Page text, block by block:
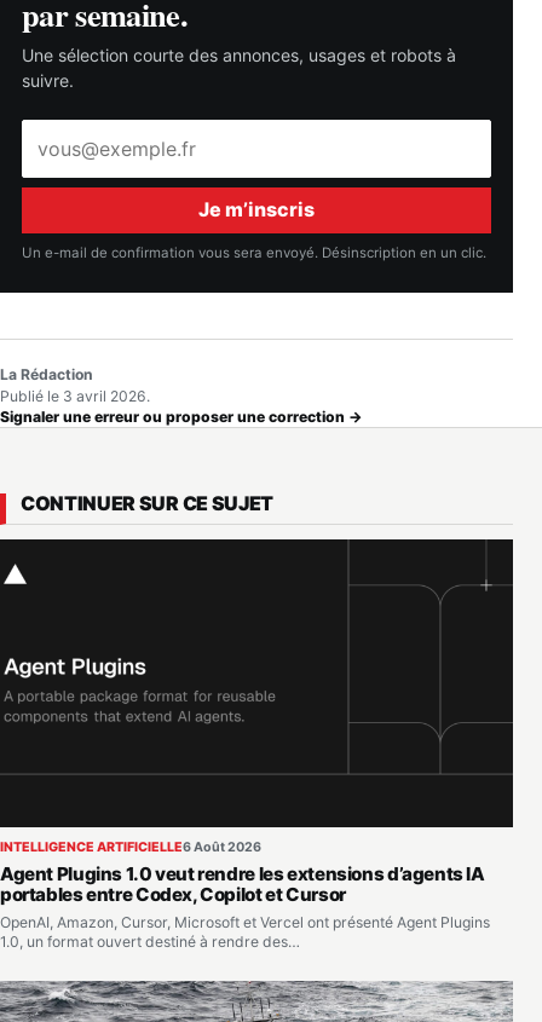
par semaine.
Une sélection courte des annonces, usages et robots à
suivre.
mail
Je m’inscris
Un e-mail de confirmation vous sera envoyé. Désinscription en un clic.
La Rédaction
Publié le 3 avril 2026.
Signaler une erreur ou proposer une correction →
CONTINUER SUR CE SUJET
INTELLIGENCE ARTIFICIELLE6 Août 2026
Agent Plugins 1.0 veut rendre les extensions d’agents IA
portables entre Codex, Copilot et Cursor
OpenAI, Amazon, Cursor, Microsoft et Vercel ont présenté Agent Plugins
1.0, un format ouvert destiné à rendre des…